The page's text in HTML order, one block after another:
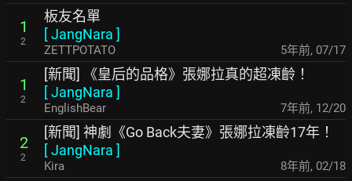
1
2
板友名單
[JangNara ]
ZETTPOTATO 5年前, 07/17
1
2
[新聞] 《皇后的品格》張娜拉真的超凍齡！
[JangNara ]
EnglishBear 7年前, 12/20
2
2
[新聞] 神劇《Go Back夫妻》張娜拉凍齡17年！
[JangNara ]
Kira 8年前, 02/18